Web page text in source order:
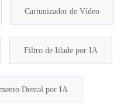
Cartunizador de Vídeo
Filtro de Idade por IA
Dental por IA